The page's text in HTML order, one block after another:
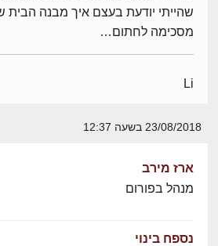
שהייתי יודעת בעצם איך מבנה הבית
מסכימה לחתום…
Li
23/08/2018 בשעה 12:37
ארז מירב
מנהל בפורום
נספח בינוי